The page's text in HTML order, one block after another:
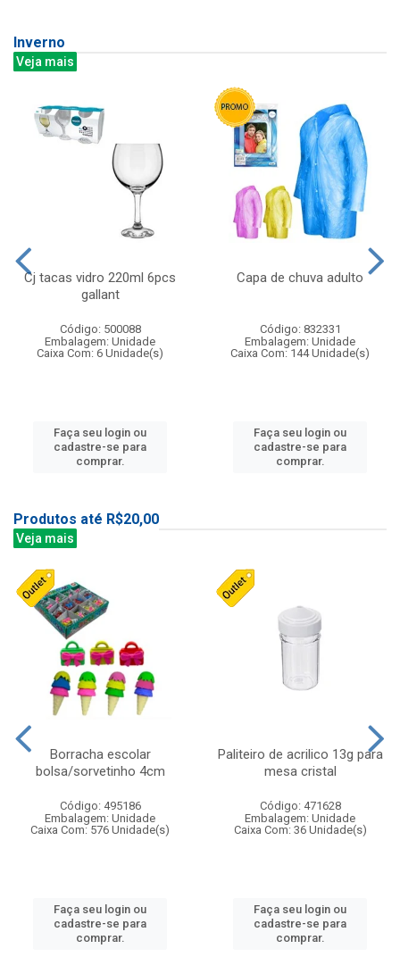
Inverno
Veja mais
Cj tacas vidro 220ml 6pcs
gallant
Código: 500088
Embalagem: Unidade
Caixa Com: 6 Unidade(s)
Faça seu login ou
cadastre-se para
comprar.
Capa de chuva adulto
Código: 832331
Embalagem: Unidade
Caixa Com: 144 Unidade(s)
Faça seu login ou
cadastre-se para
comprar.
Produtos até R$20,00
Veja mais
Borracha escolar
bolsa/sorvetinho 4cm
Código: 495186
Embalagem: Unidade
Caixa Com: 576 Unidade(s)
Faça seu login ou
cadastre-se para
comprar.
Paliteiro de acrilico 13g para
mesa cristal
Código: 471628
Embalagem: Unidade
Caixa Com: 36 Unidade(s)
Faça seu login ou
cadastre-se para
comprar.